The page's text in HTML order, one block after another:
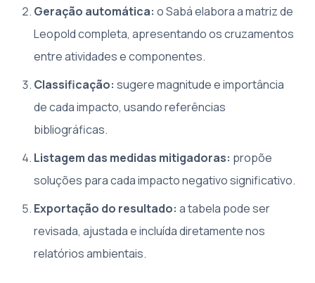
Geração automática: o Sabá elabora a matriz de
Leopold completa, apresentando os cruzamentos
entre atividades e componentes.
Classificação: sugere magnitude e importância
de cada impacto, usando referências
bibliográficas.
Listagem das medidas mitigadoras: propõe
soluções para cada impacto negativo significativo.
Exportação do resultado: a tabela pode ser
revisada, ajustada e incluída diretamente nos
relatórios ambientais.